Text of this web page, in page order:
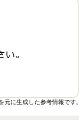
に生成した参考情報です。